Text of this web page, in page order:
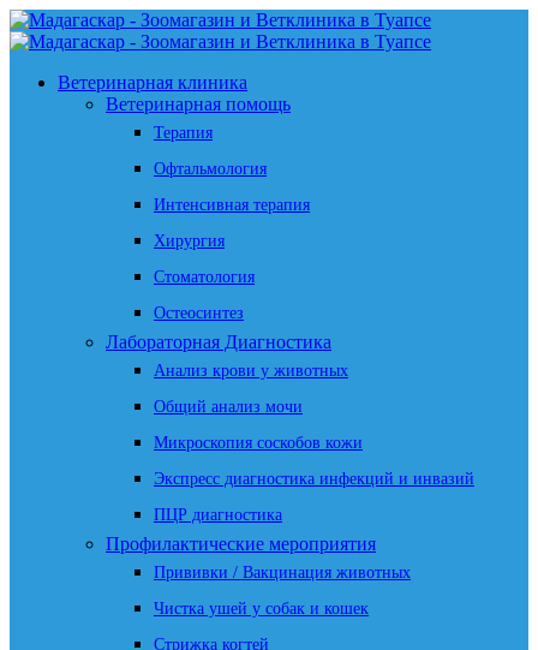
Ветеринарная клиника
Ветеринарная помощь
Терапия
Офтальмология
Интенсивная терапия
Хирургия
Стоматология
Остеосинтез
Лабораторная Диагностика
Анализ крови у животных
Общий анализ мочи
Микроскопия соскобов кожи
Экспресс диагностика инфекций и инвазий
ПЦР диагностика
Профилактические мероприятия
Прививки / Вакцинация животных
Чистка ушей у собак и кошек
Стрижка когтей